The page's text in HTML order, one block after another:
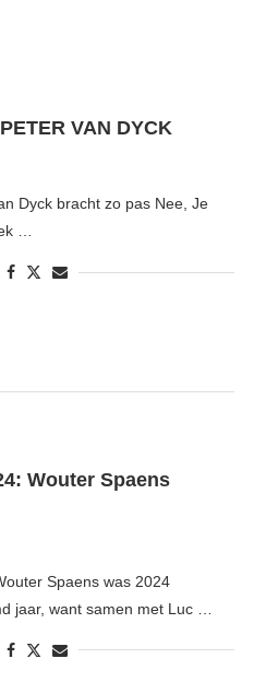
VAN DYCK
Dyck bracht zo pas Nee, Je
…
Wouter Spaens
Spaens was 2024
jaar, want samen met Luc …